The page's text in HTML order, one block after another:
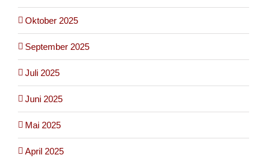
Oktober 2025
September 2025
Juli 2025
Juni 2025
Mai 2025
April 2025